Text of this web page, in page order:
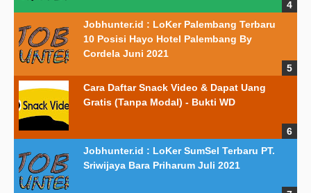
Jobhunter.id : LoKer Palembang Terbaru
10 Posisi Hayo Hotel Palembang By
Cordela Juni 2021
Cara Daftar Snack Video & Dapat Uang
Gratis (Tanpa Modal) - Bukti WD
Jobhunter.id : LoKer SumSel Terbaru PT.
Sriwijaya Bara Priharum Juli 2021